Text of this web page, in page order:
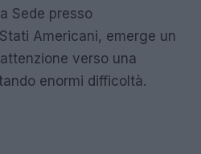
Sede presso
Americani, emerge un
verso una
enormi difficoltà.